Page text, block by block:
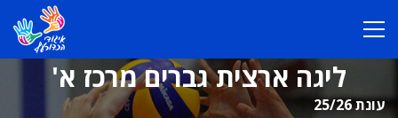
ליגה ארצית גברים מרכז א'
עונת 25/26